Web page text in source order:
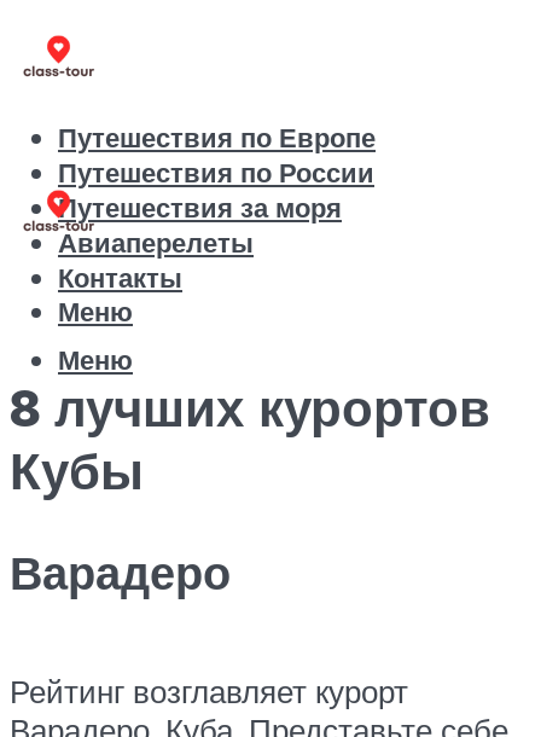
Путешествия по Европе
Путешествия по России
Путешествия за моря
Авиаперелеты
Контакты
Меню
Меню
8 лучших курортов
Кубы
Варадеро
Рейтинг возглавляет курорт